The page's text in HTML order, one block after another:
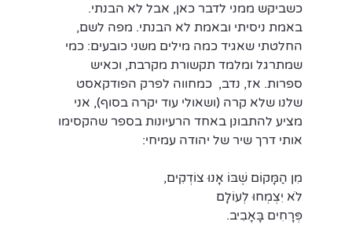
כשביקש ממני לדבר כאן, אבל לא הבנתי.
באמת ניסיתי ובאמת לא הבנתי. מפה לשם,
החלטתי שאגיד כמה מילים משני כובעים: כמי
שמתרגל ומלמד תקשורת מקרבת, וכאיש
ספרות. אז, נדב,  כמחווה לפרק הפודקאסט
שלנו שלא קרה (ושאולי עוד יקרה בסוף), אני
מציע להתבונן באחד הרעיונות בספר שהקסימו
אותי דרך שיר של יהודה עמיחי:
מִן הַמָּקוֹם שֶׁבּוֹ אָנוּ צוֹדְקִים,
לֹא יִצְמְחוּ לְעוֹלָם
פְּרָחִים בָּאָבִיב.